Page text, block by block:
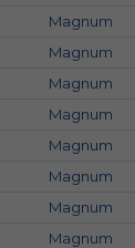
Magnum
Magnum
Magnum
Magnum
Magnum
Magnum
Magnum
Magnum